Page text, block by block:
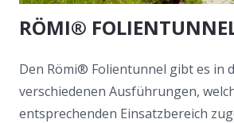
RÖMI®
Den Römi® Folientunnel gibt es in
verschiedenen Ausführungen,
entsprechenden Einsatzbereich